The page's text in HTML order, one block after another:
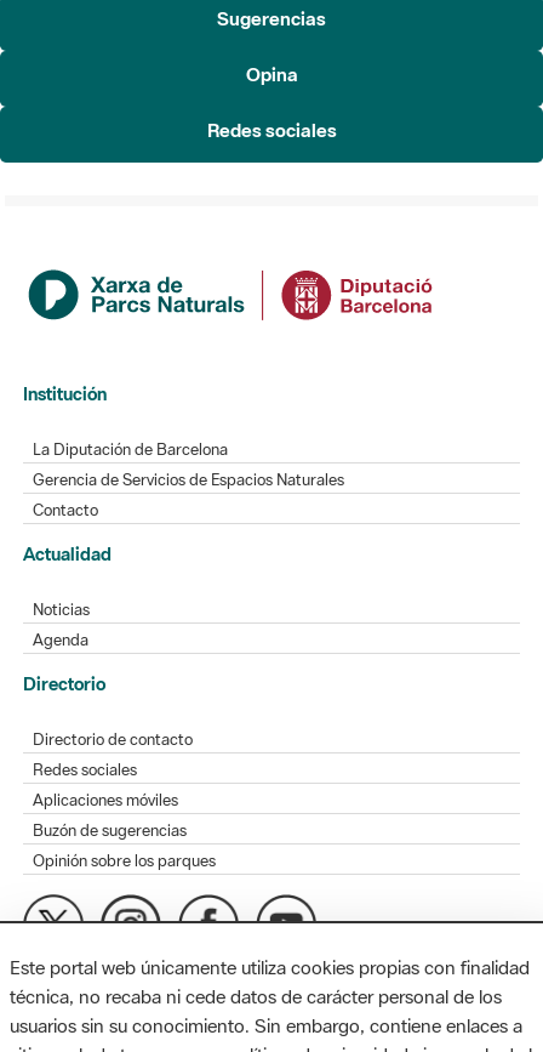
Sugerencias
Opina
Redes sociales
Institución
La Diputación de Barcelona
Gerencia de Servicios de Espacios Naturales
Contacto
Actualidad
Noticias
Agenda
Directorio
Directorio de contacto
Redes sociales
Aplicaciones móviles
Buzón de sugerencias
Opinión sobre los parques
MAPA WEB AVISO LEGAL ACCESIBILIDAD
Diputación de Barcelona. Edifici Llacuna, 1a planta. Badajoz, 49.
Este portal web únicamente utiliza cookies propias con finalidad
técnica, no recaba ni cede datos de carácter personal de los
usuarios sin su conocimiento. Sin embargo, contiene enlaces a